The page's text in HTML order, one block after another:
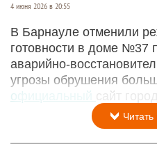
4 июня 2026 в 20:55
В Барнауле отменили
готовности в доме №37
аварийно-
угрозы обрушения
официальный
сайт